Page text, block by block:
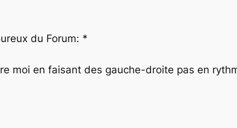
du Forum: *
moi en faisant des gauche-droite pas en